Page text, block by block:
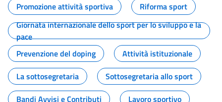
Promozione attività sportiva
Riforma sport
Giornata internazionale dello sport per lo sviluppo e la
pace
Prevenzione del doping
Attività istituzionale
La sottosegretaria
Sottosegretaria allo sport
Bandi Avvisi e Contributi
Lavoro sportivo